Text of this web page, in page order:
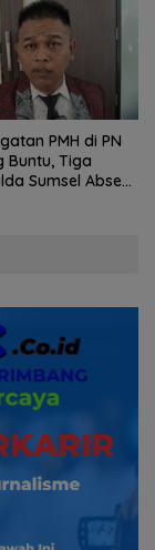
PMH di PN
Buntu, Tiga
Sumsel Absen,